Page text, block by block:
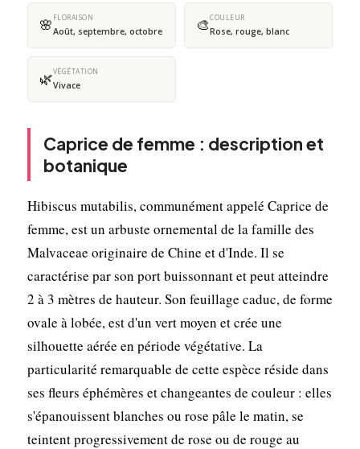
🌸 FLORAISON
Août, septembre, octobre 🎨COULEUR
Rose, rouge, blanc
🌿VÉGÉTATION
Vivace
Caprice de femme : description et
botanique
Hibiscus mutabilis, communément appelé Caprice de
femme, est un arbuste ornemental de la famille des
Malvaceae originaire de Chine et d'Inde. Il se
caractérise par son port buissonnant et peut atteindre
2 à 3 mètres de hauteur. Son feuillage caduc, de forme
ovale à lobée, est d'un vert moyen et crée une
silhouette aérée en période végétative. La
particularité remarquable de cette espèce réside dans
ses fleurs éphémères et changeantes de couleur : elles
s'épanouissent blanches ou rose pâle le matin, se
teintent progressivement de rose ou de rouge au